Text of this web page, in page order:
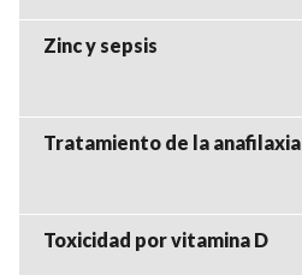
Zinc y sepsis
Tratamiento de la anafilaxia
Toxicidad por vitamina D